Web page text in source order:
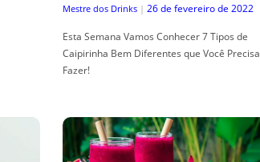
Mestre dos Drinks | 26 de fevereiro de 2022
Esta Semana Vamos Conhecer 7 Tipos de
Caipirinha Bem Diferentes que Você Precisa
Fazer!